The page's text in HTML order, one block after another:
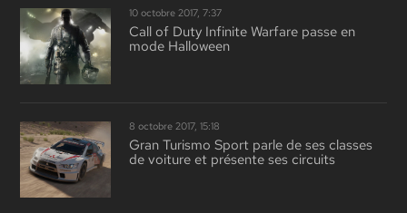
10 octobre 2017, 7:37
Call of Duty Infinite Warfare passe en
mode Halloween
8 octobre 2017, 15:18
Gran Turismo Sport parle de ses classes
de voiture et présente ses circuits